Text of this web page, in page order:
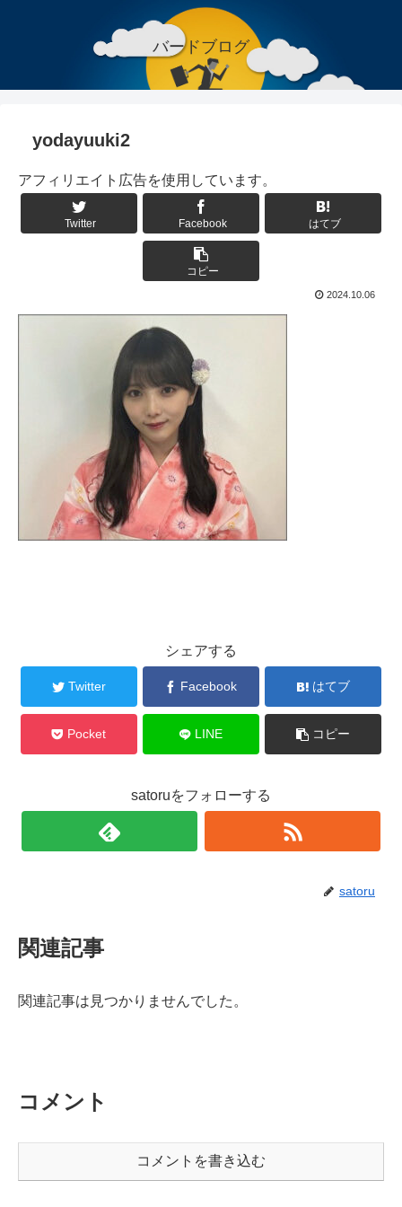
バードブログ
yodayuuki2
アフィリエイト広告を使用しています。
Twitter Facebook はてブ
コピー
2024.10.06
シェアする
Twitter Facebook はてブ
Pocket LINE コピー
satoruをフォローする
satoru
関連記事
関連記事は見つかりませんでした。
コメント
コメントを書き込む